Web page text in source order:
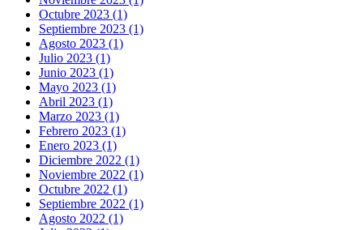
Octubre 2023 (1)
Septiembre 2023 (1)
Agosto 2023 (1)
Julio 2023 (1)
Junio 2023 (1)
Mayo 2023 (1)
Abril 2023 (1)
Marzo 2023 (1)
Febrero 2023 (1)
Enero 2023 (1)
Diciembre 2022 (1)
Noviembre 2022 (1)
Octubre 2022 (1)
Septiembre 2022 (1)
Agosto 2022 (1)